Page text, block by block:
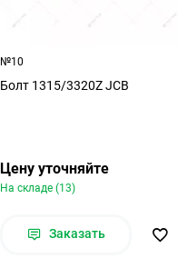
№10
Болт 1315/3320Z JCB
Цену уточняйте
На складе (13)
Заказать